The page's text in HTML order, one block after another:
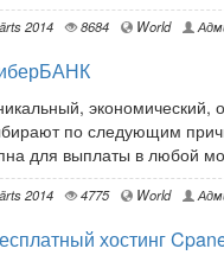
2014 8684 World
экономический,
по следующим
для выплаты в любой
2014 4775 World
хостинг